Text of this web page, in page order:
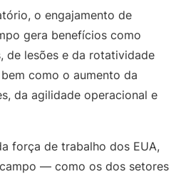
o engajamento de
gera benefícios como
de lesões e da rotatividade
como o aumento da
da agilidade operacional e
força de trabalho dos EUA,
— como os dos setores